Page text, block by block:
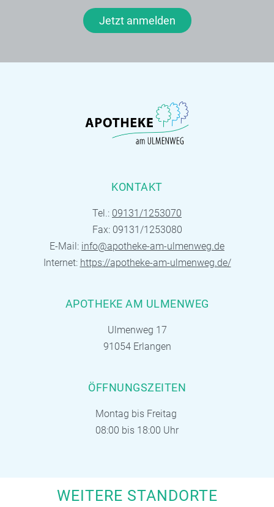
Jetzt anmelden
KONTAKT
Tel.: 09131/1253070
Fax: 09131/1253080
E-Mail: info@apotheke-am-ulmenweg.de
Internet: https://apotheke-am-ulmenweg.de/
APOTHEKE AM ULMENWEG
Ulmenweg 17
91054 Erlangen
ÖFFNUNGSZEITEN
Montag bis Freitag
08:00 bis 18:00 Uhr
WEITERE STANDORTE